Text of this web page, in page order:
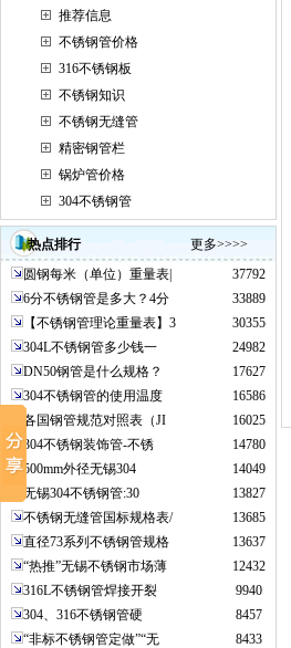
推荐信息
不锈钢管价格
316不锈钢板
不锈钢知识
不锈钢无缝管
精密钢管栏
锅炉管价格
304不锈钢管
热点排行
更多>>>>
圆钢每米（单位）重量表|
37792
6分不锈钢管是多大？4分
33889
【不锈钢管理论重量表】3
30355
304L不锈钢管多少钱一
24982
DN50钢管是什么规格？
17627
304不锈钢管的使用温度
16586
各国钢管规范对照表（JI
16025
304不锈钢装饰管-不锈
14780
500mm外径无锡304
14049
无锡304不锈钢管:30
13827
不锈钢无缝管国标规格表/
13685
直径73系列不锈钢管规格
13637
“热推”无锡不锈钢市场薄
12432
316L不锈钢管焊接开裂
9940
304、316不锈钢管硬
8457
“非标不锈钢管定做”“无
8433